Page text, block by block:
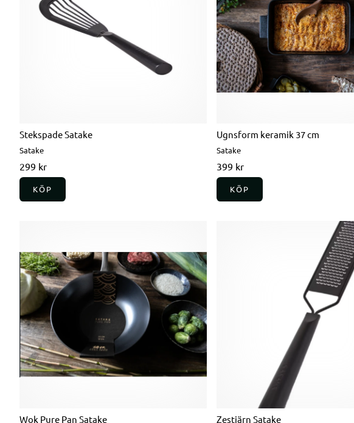
Stekspade Satake
Satake
299 kr
KÖP
Ugnsform keramik 37 cm
Satake
399 kr
KÖP
Wok Pure Pan Satake Zestjärn Satake